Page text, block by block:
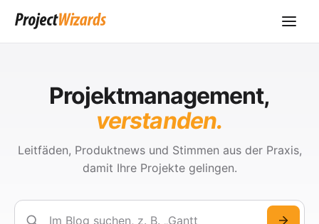
Projektmanagement,
verstanden.
Leitfäden, Produktnews und Stimmen aus der Praxis,
damit Ihre Projekte gelingen.